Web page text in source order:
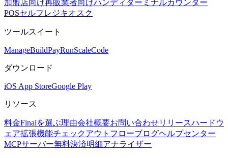
加盟店向け再販業者向けハンディターミナルカウンター
POSセルフレジキオスク
ツールスイート
ManageBuildPayRunScaleCode
ダウンロード
iOS App StoreGoogle Play
リソース
料金Finalを選ぶ理由会社概要お問い合わせリリースハードウ
ェア拡張機能チェックアウトフローブログヘルプセンター
MCPサーバー無料決済明細アナライザー